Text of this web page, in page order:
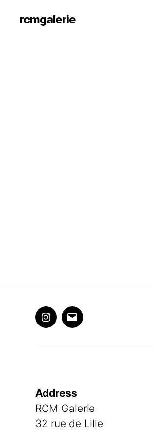
rcmgalerie
Instagram
Email
Address
RCM Galerie
32 rue de Lille